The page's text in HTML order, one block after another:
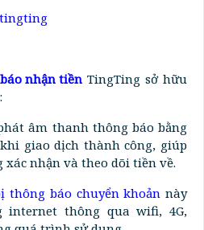
nhận tiền TingTing sở hữu
âm thanh thông báo bằng
giao dịch thành công, giúp
nhận và theo dõi tiền về.
thông báo chuyển khoản này
internet thông qua wifi, 4G,